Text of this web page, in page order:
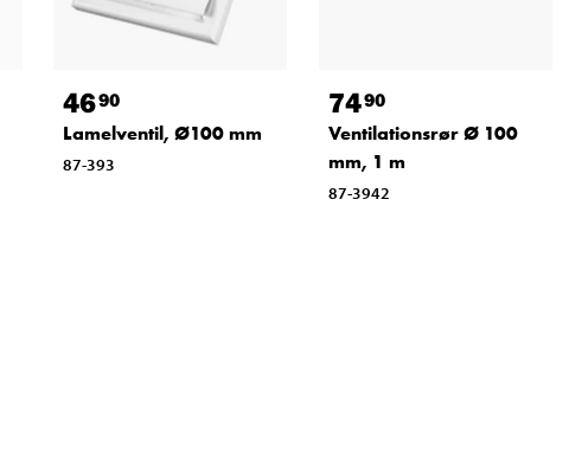
4690
Lamelventil, Ø100 mm
87-393
7490
Ventilationsrør Ø 100
mm, 1 m
87-3942